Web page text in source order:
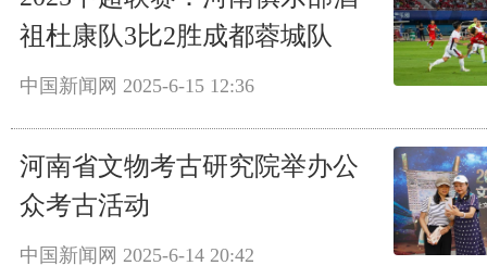
祖杜康队3比2胜成都蓉城队
中国新闻网 2025-6-15 12:36
河南省文物考古研究院举办公
众考古活动
中国新闻网 2025-6-14 20:42